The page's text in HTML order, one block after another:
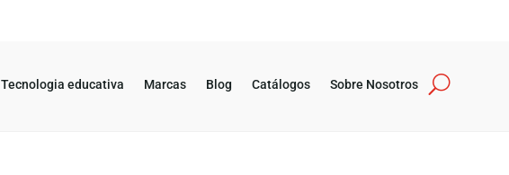
Tecnologia educativa Marcas Blog Catálogos Sobre Nosotros